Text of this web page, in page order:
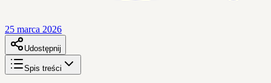
25 marca 2026
Udostępnij
Spis treści